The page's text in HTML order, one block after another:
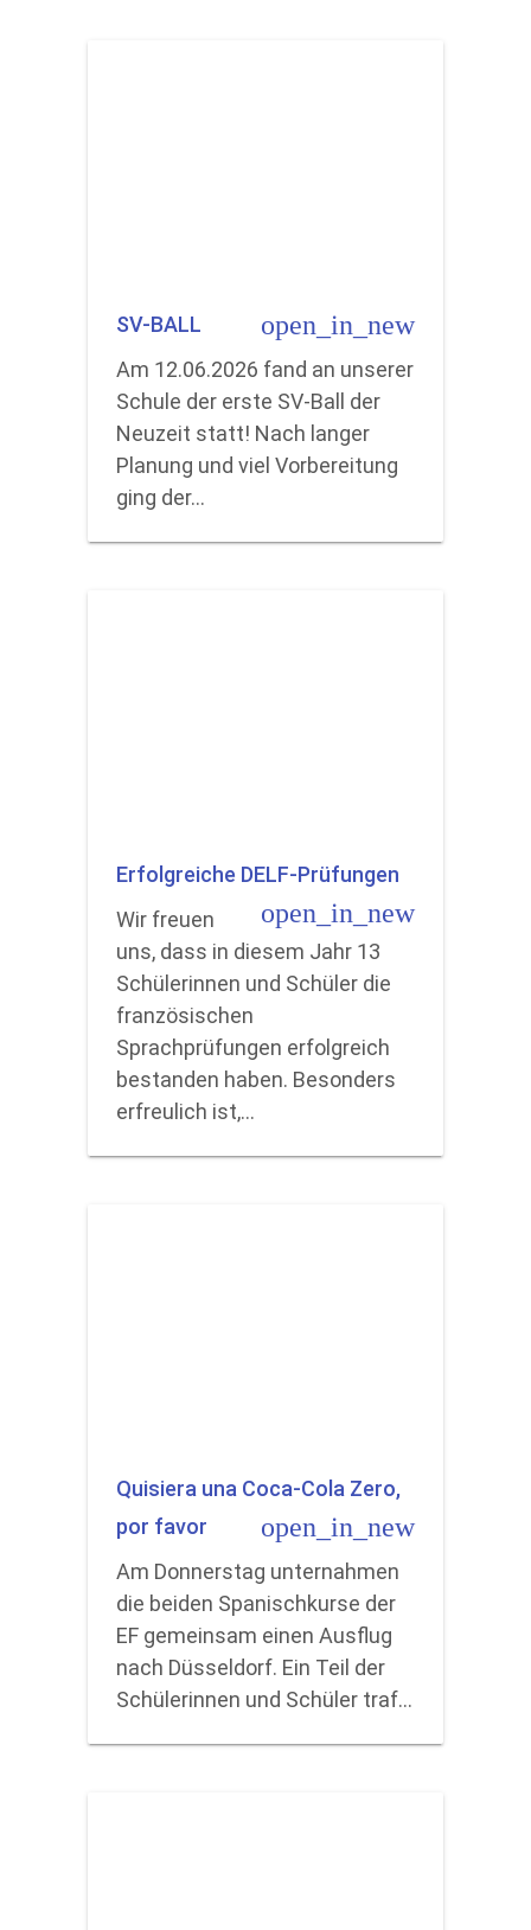
SV-BALL open_in_new
Am 12.06.2026 fand an unserer
Schule der erste SV-Ball der
Neuzeit statt! Nach langer
Planung und viel Vorbereitung
ging der…
Erfolgreiche DELF-Prüfungen
open_in_new
Wir freuen
uns, dass in diesem Jahr 13
Schülerinnen und Schüler die
französischen
Sprachprüfungen erfolgreich
bestanden haben. Besonders
erfreulich ist,…
Quisiera una Coca-Cola Zero,
por favor
open_in_new
Am Donnerstag unternahmen
die beiden Spanischkurse der
EF gemeinsam einen Ausflug
nach Düsseldorf. Ein Teil der
Schülerinnen und Schüler traf…